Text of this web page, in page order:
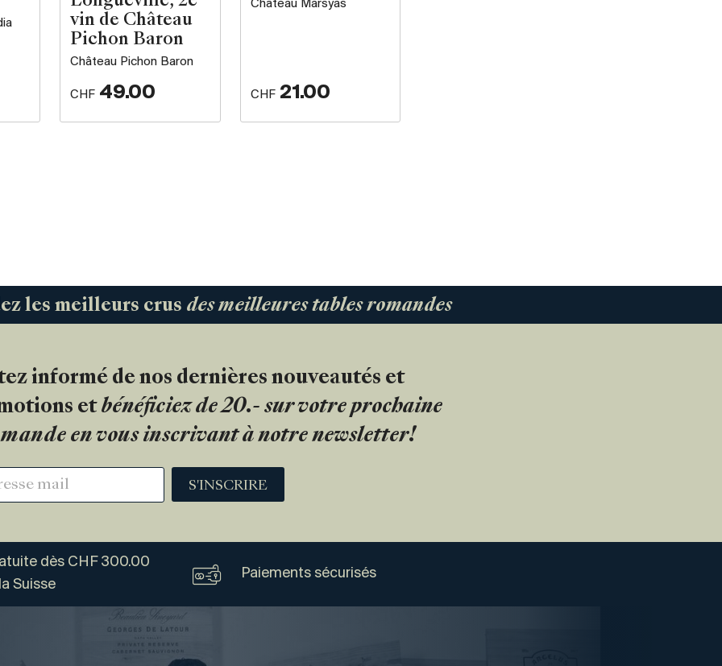
vin de Château
Pichon Baron
Château Pichon Baron
CHF 49.00
Château Marsyas
CHF 21.00
les meilleurs crus des meilleures tables romandes
informé de nos dernières nouveautés et
et bénéficiez de 20.- sur votre prochaine
en vous inscrivant à notre newsletter!
S'INSCRIRE
dès CHF 300.00
Suisse
Paiements sécurisés
Vogel
Vins